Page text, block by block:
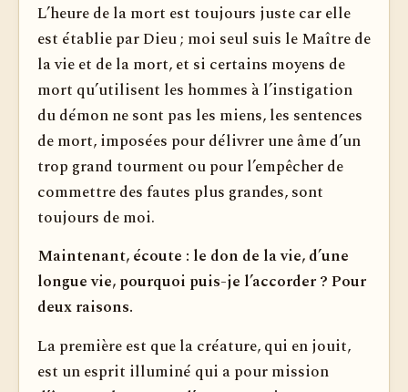
L’heure de la mort est toujours juste car elle
est établie par Dieu ; moi seul suis le Maître de
la vie et de la mort, et si certains moyens de
mort qu’utilisent les hommes à l’instigation
du démon ne sont pas les miens, les sentences
de mort, imposées pour délivrer une âme d’un
trop grand tourment ou pour l’empêcher de
commettre des fautes plus grandes, sont
toujours de moi.
Maintenant, écoute : le don de la vie, d’une
longue vie, pourquoi puis-je l’accorder ? Pour
deux raisons.
La première est que la créature, qui en jouit,
est un esprit illuminé qui a pour mission